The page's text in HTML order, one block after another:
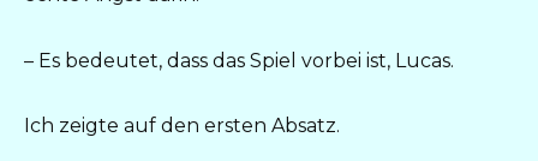
– Es bedeutet, dass das Spiel vorbei ist, Lucas.
Ich zeigte auf den ersten Absatz.